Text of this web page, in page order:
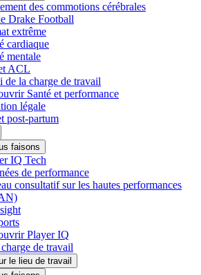
des commotions cérébrales
Drake Football
extrême
cardiaque
mentale
ACL
de la charge de travail
Santé et performance
légale
post-partum
faisons
IQ Tech
de performance
consultatif sur les hautes performances
Player IQ
de travail
le lieu de travail